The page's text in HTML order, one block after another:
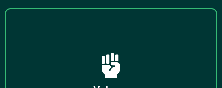
Saúde +
Excelência +
Tradição +